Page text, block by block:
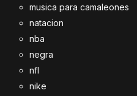
musica para camaleones
natacion
nba
negra
nfl
nike